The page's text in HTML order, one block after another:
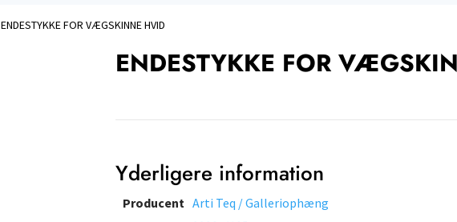
FOR VÆGSKINNE HVID
ENDESTYKKE FOR
Yderligere information
Producent Arti Teq / Galleriophæng